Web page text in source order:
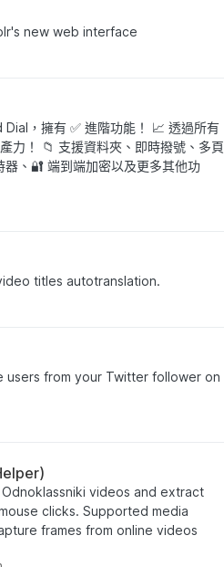
new web interface
，擁有 ✅ 進階功能！ 📈 透過所有
力！ 📁 支援資料夾、即時撥號、多頁
、🔐 端到端加密以及更多其他功
titles autotranslation.
users from your Twitter follower on
videos and extract
clicks. Supported media
frames from online videos